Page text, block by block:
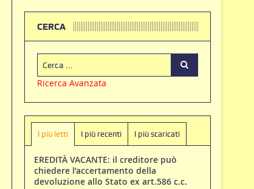
CERCA
Ricerca Avanzata
I più letti I più recenti I più scaricati
EREDITÀ VACANTE: il creditore può
chiedere l’accertamento della
devoluzione allo Stato ex art.586 c.c.